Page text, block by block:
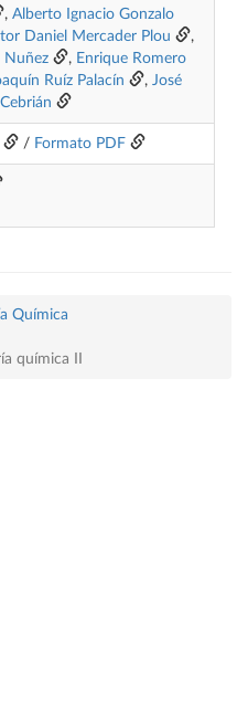
, Alberto Ignacio Gonzalo
Daniel Mercader Plou
,
Nuñez
, Enrique Romero
Ruíz Palacín , José
/ Formato PDF
Química
química II